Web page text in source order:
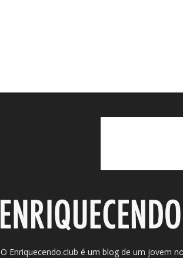
O Enriquecendo.club é um blog de um jovem